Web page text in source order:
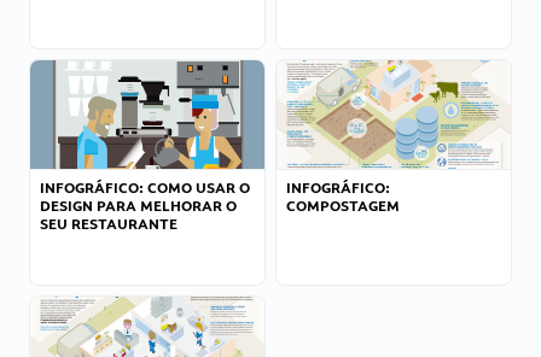
INFOGRÁFICO: COMO USAR O
DESIGN PARA MELHORAR O
SEU RESTAURANTE
INFOGRÁFICO:
COMPOSTAGEM